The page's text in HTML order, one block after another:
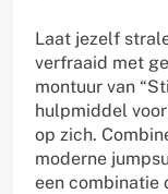
Laat jezelf
verfraaid met
montuur van
hulpmiddel
op zich.
moderne
een combinatie